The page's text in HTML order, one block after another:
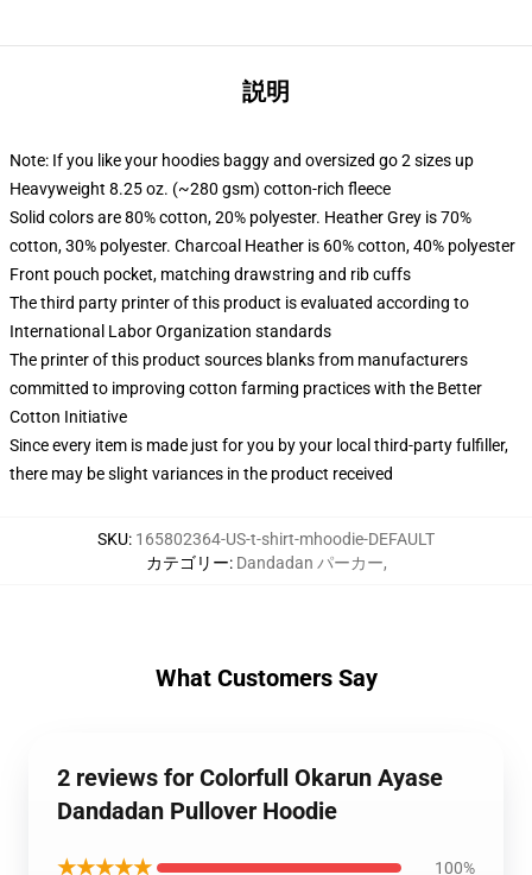
説明
Note: If you like your hoodies baggy and oversized go 2 sizes up
Heavyweight 8.25 oz. (~280 gsm) cotton-rich fleece
Solid colors are 80% cotton, 20% polyester. Heather Grey is 70%
cotton, 30% polyester. Charcoal Heather is 60% cotton, 40% polyester
Front pouch pocket, matching drawstring and rib cuffs
The third party printer of this product is evaluated according to
International Labor Organization standards
The printer of this product sources blanks from manufacturers
committed to improving cotton farming practices with the Better
Cotton Initiative
Since every item is made just for you by your local third-party fulfiller,
there may be slight variances in the product received
SKU: 165802364-US-t-shirt-mhoodie-DEFAULT
カテゴリー: Dandadan パーカー,
What Customers Say
2 reviews for Colorfull Okarun Ayase
Dandadan Pullover Hoodie
★★★★★ 100%